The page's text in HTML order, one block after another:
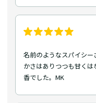
名前のようなスパイシ
かさはありつつも甘く
香でした。MK